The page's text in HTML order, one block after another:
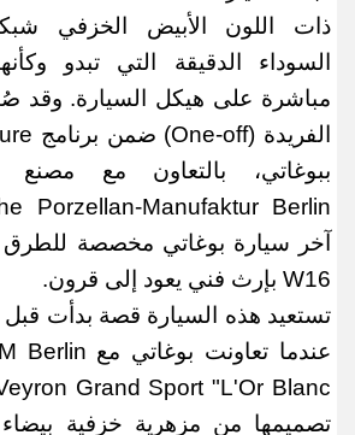
ذات اللون الأبيض الخزفي
السوداء الدقيقة التي تبدو
مباشرة على هيكل السيارة. وقد
الفريدة (One-off) ضمن برنامج
ببوغاتي، بالتعاون مع
Porzellan-Manufaktur Berlin
آخر سيارة بوغاتي مخصصة للطرق
W16 بإرث فني يعود إلى قرون.
تستعيد هذه السيارة قصة بدأت
عندما تعاونت بوغاتي مع
Grand Sport "L'Or Blanc"
تصميمها من مزهرية خزفية